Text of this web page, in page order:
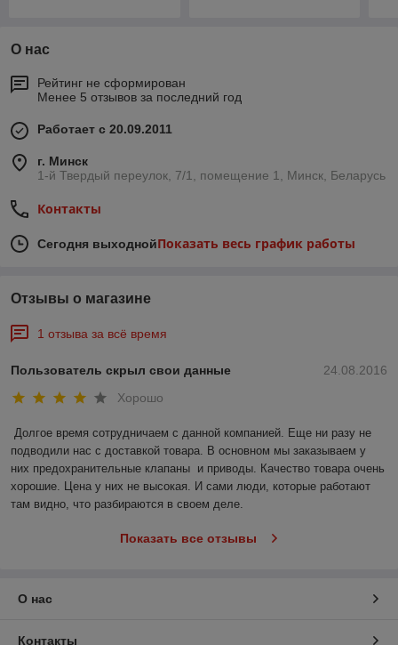
О нас
Рейтинг не сформирован
Менее 5 отзывов за последний год
Работает с 20.09.2011
г. Минск
1-й Твердый переулок, 7/1, помещение 1, Минск, Беларусь
Контакты
Сегодня выходнойПоказать весь график работы
Отзывы о магазине
1 отзыва за всё время
24.08.2016
Пользователь скрыл свои данные
Хорошо
Долгое время сотрудничаем с данной компанией. Еще ни разу не
подводили нас с доставкой товара. В основном мы заказываем у
них предохранительные клапаны  и приводы. Качество товара очень
хорошие. Цена у них не высокая. И сами люди, которые работают
там видно, что разбираются в своем деле.
Показать все отзывы
О нас
Контакты